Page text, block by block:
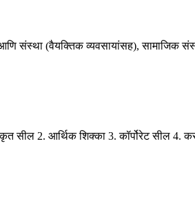
संस्था (वैयक्तिक व्यवसायांसह), सामाजिक
2. आर्थिक शिक्का 3. कॉर्पोरेट सील 4.